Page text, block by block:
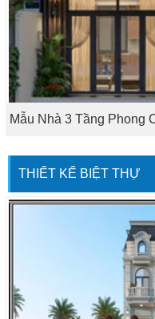
Mẫu Nhà 3 Tầng Phong
THIẾT KẾ BIỆT THỰ